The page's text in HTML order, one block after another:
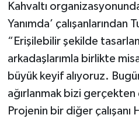
Kahvaltı
Yanımda’ çalışanlarından
“Erişilebilir şekilde
arkadaşlarımla birlikte
büyük keyif alıyoruz.
ağırlanmak bizi
Projenin bir diğer çalışanı